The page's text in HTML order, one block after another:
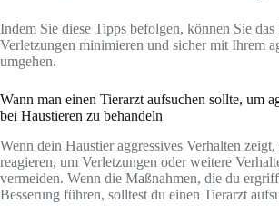
Indem Sie diese Tipps befolgen, können Sie
Verletzungen minimieren und sicher mit Ihrem
umgehen.
Wann man einen Tierarzt aufsuchen sollte, um
bei Haustieren zu behandeln
Wenn dein Haustier aggressives Verhalten
reagieren, um Verletzungen oder weitere
vermeiden. Wenn die Maßnahmen, die du
Besserung führen, solltest du einen Tierarzt